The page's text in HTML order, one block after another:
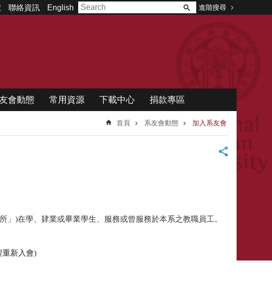
聯絡資訊 English 進階搜尋
會動態 常用資源 下載中心 捐款專區
首頁 系友會動態 加入系友會
)在學、肄業或畢業學生、服務或曾服務於本系之教職員工。
重新入會)